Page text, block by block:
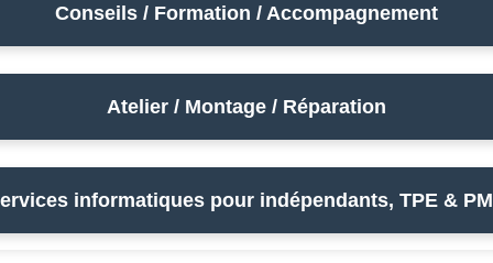
Conseils / Formation / Accompagnement
Atelier / Montage / Réparation
informatiques pour indépendants, TPE &